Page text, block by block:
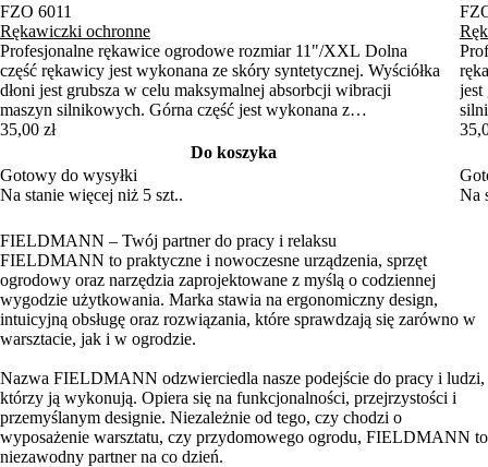
FZO 6011
Rękawiczki ochronne
Profesjonalne rękawice ogrodowe rozmiar 11"/XXL Dolna
część rękawicy jest wykonana ze skóry syntetycznej. Wyściółka
dłoni jest grubsza w celu maksymalnej absorbcji wibracji
maszyn silnikowych. Górna część jest wykonana z
elastycznego neoprenu, a palce są pokryte skórą syntetyczną.
Rękawiczki można również przymocować za pomocą taśmy
Velcro, co zapobiegnie ich ślizganiu.
35,00 zł
Do koszyka
Gotowy do wysyłki
Na stanie więcej niż 5 szt..
jest
Na
FIELDMANN – Twój partner do pracy i relaksu
FIELDMANN to praktyczne i nowoczesne urządzenia, sprzęt
ogrodowy oraz narzędzia zaprojektowane z myślą o codziennej
wygodzie użytkowania. Marka stawia na ergonomiczny design,
intuicyjną obsługę oraz rozwiązania, które sprawdzają się zarówno w
warsztacie, jak i w ogrodzie.
Nazwa FIELDMANN odzwierciedla nasze podejście do pracy i ludzi,
którzy ją wykonują. Opiera się na funkcjonalności, przejrzystości i
przemyślanym designie. Niezależnie od tego, czy chodzi o
wyposażenie warsztatu, czy przydomowego ogrodu, FIELDMANN to
niezawodny partner na co dzień.